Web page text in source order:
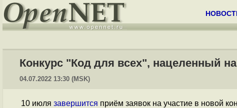
Конкурс "Код для всех", нацеленный
04.07.2022 13:30 (MSK)
10 июля завершится приём заявок на участие в новой